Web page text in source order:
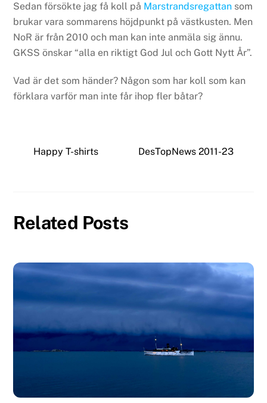
Sedan försökte jag få koll på Marstrandsregattan som
brukar vara sommarens höjdpunkt på västkusten. Men
NoR är från 2010 och man kan inte anmäla sig ännu.
GKSS önskar “alla en riktigt God Jul och Gott Nytt År”.
Vad är det som händer? Någon som har koll som kan
förklara varför man inte får ihop fler båtar?
Happy T-shirts DesTopNews 2011-23
Related Posts